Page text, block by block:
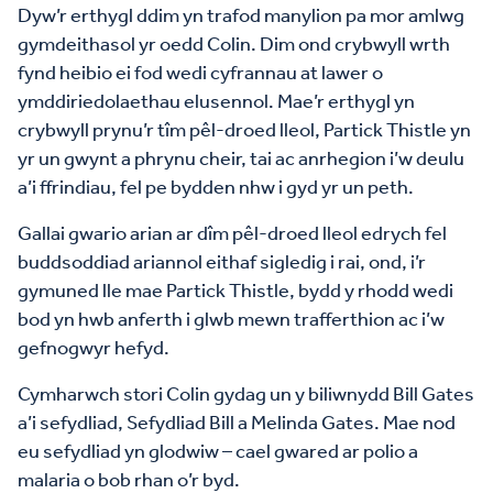
Dyw’r erthygl ddim yn trafod manylion pa mor amlwg
gymdeithasol yr oedd Colin. Dim ond crybwyll wrth
fynd heibio ei fod wedi cyfrannau at lawer o
ymddiriedolaethau elusennol. Mae’r erthygl yn
crybwyll prynu’r tîm pêl-droed lleol, Partick Thistle yn
yr un gwynt a phrynu cheir, tai ac anrhegion i’w deulu
a’i ffrindiau, fel pe bydden nhw i gyd yr un peth.
Gallai gwario arian ar dîm pêl-droed lleol edrych fel
buddsoddiad ariannol eithaf sigledig i rai, ond, i’r
gymuned lle mae Partick Thistle, bydd y rhodd wedi
bod yn hwb anferth i glwb mewn trafferthion ac i’w
gefnogwyr hefyd.
Cymharwch stori Colin gydag un y biliwnydd Bill Gates
a’i sefydliad, Sefydliad Bill a Melinda Gates. Mae nod
eu sefydliad yn glodwiw – cael gwared ar polio a
malaria o bob rhan o’r byd.